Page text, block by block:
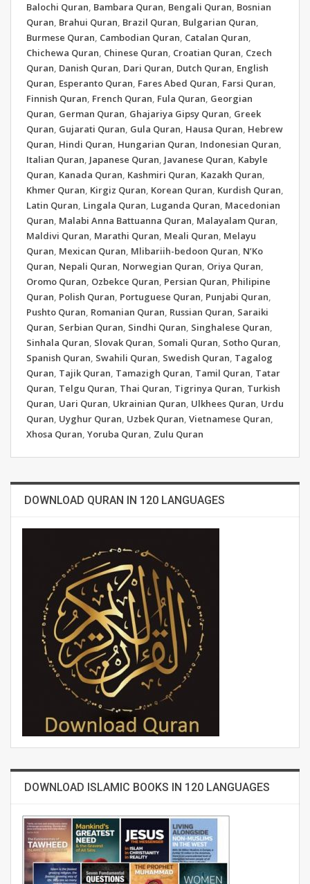
Balochi Quran, Bambara Quran, Bengali Quran, Bosnian
Quran, Brahui Quran, Brazil Quran, Bulgarian Quran,
Burmese Quran, Cambodian Quran, Catalan Quran,
Chichewa Quran, Chinese Quran, Croatian Quran, Czech
Quran, Danish Quran, Dari Quran, Dutch Quran, English
Quran, Esperanto Quran, Fares Abed Quran, Farsi Quran,
Finnish Quran, French Quran, Fula Quran, Georgian
Quran, German Quran, Ghajariya Gipsy Quran, Greek
Quran, Gujarati Quran, Gula Quran, Hausa Quran, Hebrew
Quran, Hindi Quran, Hungarian Quran, Indonesian Quran,
Italian Quran, Japanese Quran, Javanese Quran, Kabyle
Quran, Kanada Quran, Kashmiri Quran, Kazakh Quran,
Khmer Quran, Kirgiz Quran, Korean Quran, Kurdish Quran,
Latin Quran, Lingala Quran, Luganda Quran, Macedonian
Quran, Malabi Anna Battuanna Quran, Malayalam Quran,
Maldivi Quran, Marathi Quran, Meali Quran, Melayu
Quran, Mexican Quran, Mlibariih-bedoon Quran, N’Ko
Quran, Nepali Quran, Norwegian Quran, Oriya Quran,
Oromo Quran, Ozbekce Quran, Persian Quran, Philipine
Quran, Polish Quran, Portuguese Quran, Punjabi Quran,
Pushto Quran, Romanian Quran, Russian Quran, Saraiki
Quran, Serbian Quran, Sindhi Quran, Singhalese Quran,
Sinhala Quran, Slovak Quran, Somali Quran, Sotho Quran,
Spanish Quran, Swahili Quran, Swedish Quran, Tagalog
Quran, Tajik Quran, Tamazigh Quran, Tamil Quran, Tatar
Quran, Telgu Quran, Thai Quran, Tigrinya Quran, Turkish
Quran, Uari Quran, Ukrainian Quran, Ulkhees Quran, Urdu
Quran, Uyghur Quran, Uzbek Quran, Vietnamese Quran,
Xhosa Quran, Yoruba Quran, Zulu Quran
DOWNLOAD QURAN IN 120 LANGUAGES
DOWNLOAD ISLAMIC BOOKS IN 120 LANGUAGES